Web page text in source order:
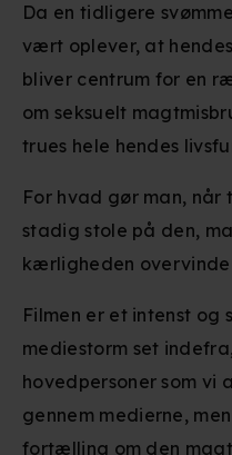
Da en tidligere
vært oplever, at
bliver centrum for en
om seksuelt
trues hele hendes
For hvad gør man,
stadig stole på den,
kærligheden
Filmen er et intenst og
mediestorm set
hovedpersoner som
gennem medierne,
fortælling om den